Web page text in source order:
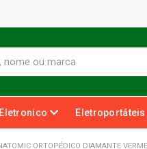
Eletronico Eletroportáteis
ORTOPÉDICO DIAMANTE